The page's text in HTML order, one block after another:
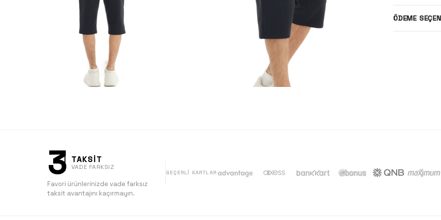
ÖDEME
3 TAKSİT
VADE FARKSIZ
Favori ürünlerinizde vade farksız
taksit avantajını kaçırmayın.
GEÇERLI KARTLAR